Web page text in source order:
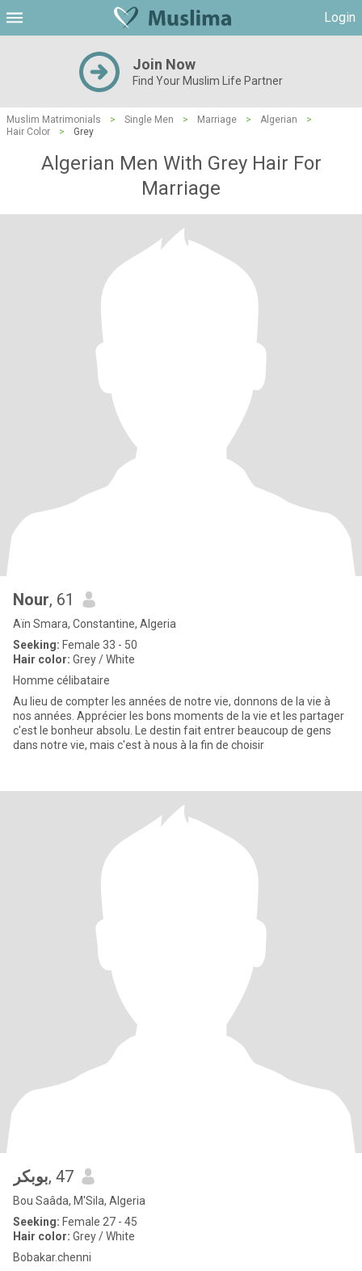
Login
Join Now
Find Your Muslim Life Partner
Muslim Matrimonials > Single Men > Marriage > Algerian
>
Hair Color
> Grey
Algerian Men With Grey Hair For
Marriage
Nour, 61
Aïn Smara, Constantine, Algeria
Seeking: Female 33 - 50
Hair color: Grey / White
Homme célibataire
Au lieu de compter les années de notre vie, donnons de la vie à
nos années. Apprécier les bons moments de la vie et les partager
c'est le bonheur absolu. Le destin fait entrer beaucoup de gens
dans notre vie, mais c'est à nous à la fin de choisir
بوبكر, 47
Bou Saâda, M'Sila, Algeria
Seeking: Female 27 - 45
Hair color: Grey / White
Bobakar.chenni